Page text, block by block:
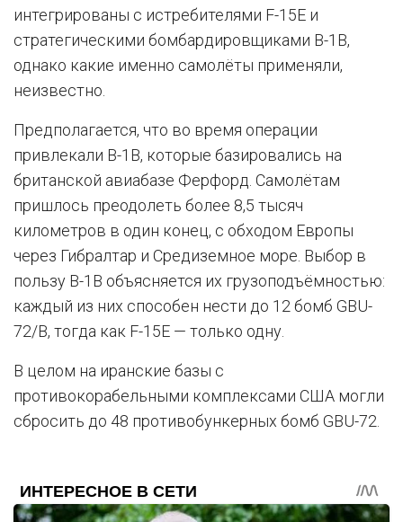
интегрированы с истребителями F-15E и
стратегическими бомбардировщиками B-1B,
однако какие именно самолёты применяли,
неизвестно.
Предполагается, что во время операции
привлекали B-1B, которые базировались на
британской авиабазе Ферфорд. Самолётам
пришлось преодолеть более 8,5 тысяч
километров в один конец, с обходом Европы
через Гибралтар и Средиземное море. Выбор в
пользу B-1B объясняется их грузоподъёмностью:
каждый из них способен нести до 12 бомб GBU-
72/B, тогда как F-15E — только одну.
В целом на иранские базы с
противокорабельными комплексами США могли
сбросить до 48 противобункерных бомб GBU-72.